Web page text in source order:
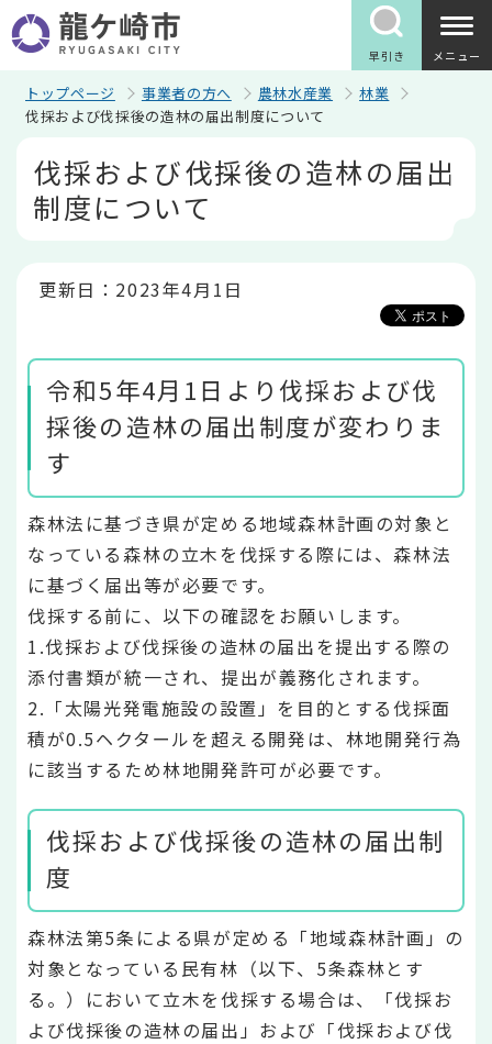
の
ペ
早引き メニュー
トップページ 事業者の方へ 農林水産業
林業
伐採および伐採後の造林の届出制度について
伐採および伐採後の造林の届出
制度について
更新日：2023年4月1日
令和5年4月1日より伐採および伐
採後の造林の届出制度が変わりま
す
森林法に基づき県が定める地域森林計画の対象と
なっている森林の立木を伐採する際には、森林法
に基づく届出等が必要です。
伐採する前に、以下の確認をお願いします。
1.伐採および伐採後の造林の届出を提出する際の
添付書類が統一され、提出が義務化されます。
2.「太陽光発電施設の設置」を目的とする伐採面
積が0.5ヘクタールを超える開発は、林地開発行為
に該当するため林地開発許可が必要です。
伐採および伐採後の造林の届出制
度
森林法第5条による県が定める「地域森林計画」の
対象となっている民有林（以下、5条森林とす
る。）において立木を伐採する場合は、「伐採お
よび伐採後の造林の届出」および「伐採および伐